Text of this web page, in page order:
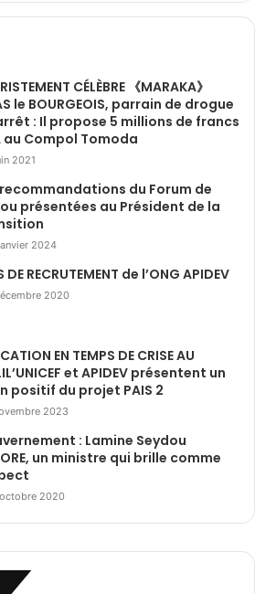
CÉLÈBRE 《MARAKA》
le BOURGEOIS, parrain de drogue
: Il propose 5 millions de francs
au Compol Tomoda
2021
recommandations du Forum de
présentées au Président de la
2024
DE RECRUTEMENT de l’ONG APIDEV
2020
EN TEMPS DE CRISE AU
et APIDEV présentent un
positif du projet PAIS 2
2023
: Lamine Seydou
un ministre qui brille comme
2020